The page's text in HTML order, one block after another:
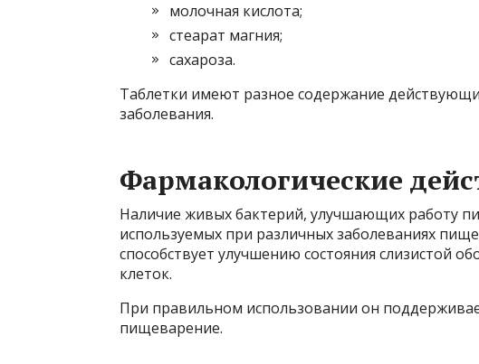
молочная кислота;
стеарат магния;
сахароза.
Таблетки имеют разное содержание
заболевания.
Фармакологические
Наличие живых бактерий, улучшающих работу
используемых при различных заболеваниях
способствует улучшению состояния слизистой
клеток.
При правильном использовании он
пищеварение.